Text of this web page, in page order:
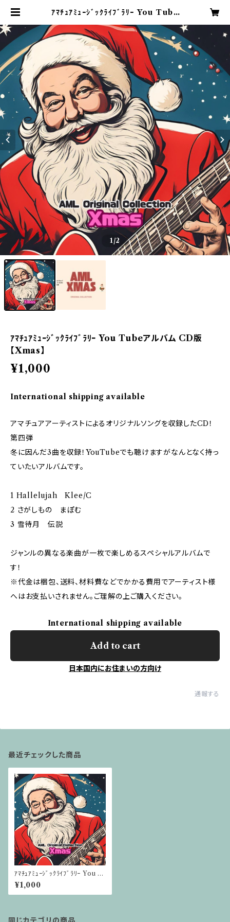
ｱﾏﾁｭｱﾐｭｰｼﾞｯｸﾗｲﾌﾞﾗﾘｰ You Tube
ュアミュージックライブラリー 売店
1/2
ｱﾏﾁｭｱﾐｭｰｼﾞｯｸﾗｲﾌﾞﾗﾘｰ You Tubeアルバム CD版
【Xmas】
¥1,000
International shipping available
アマチュアアーティストによるオリジナルソングを収録したCD！
第四弾
冬に因んだ3曲を収録！YouTubeでも聴けますがなんとなく持っ
ていたいアルバムです。
1 Hallelujah Klee/C
2 さがしもの まぽむ
3 雪待月 伝説
ジャンルの異なる楽曲が一枚で楽しめるスペシャルアルバムで
す！
※代金は梱包、送料、材料費などでかかる費用でアーティスト様
へはお支払いされません。ご理解の上ご購入ください。
International shipping available
Add to cart
日本国内にお住まいの方向け
通報する
最近チェックした商品
ｱﾏﾁｭｱﾐｭｰｼﾞｯｸﾗｲﾌﾞﾗﾘｰ You T
ubeアルバム CD版【Xmas】
¥1,000